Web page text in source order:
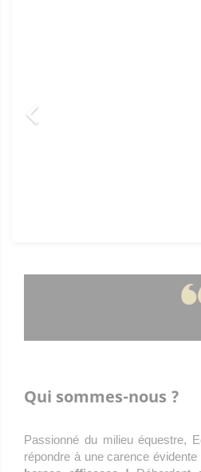

Qui sommes-nous ?
Passionné du milieu équestre,
répondre à une carence